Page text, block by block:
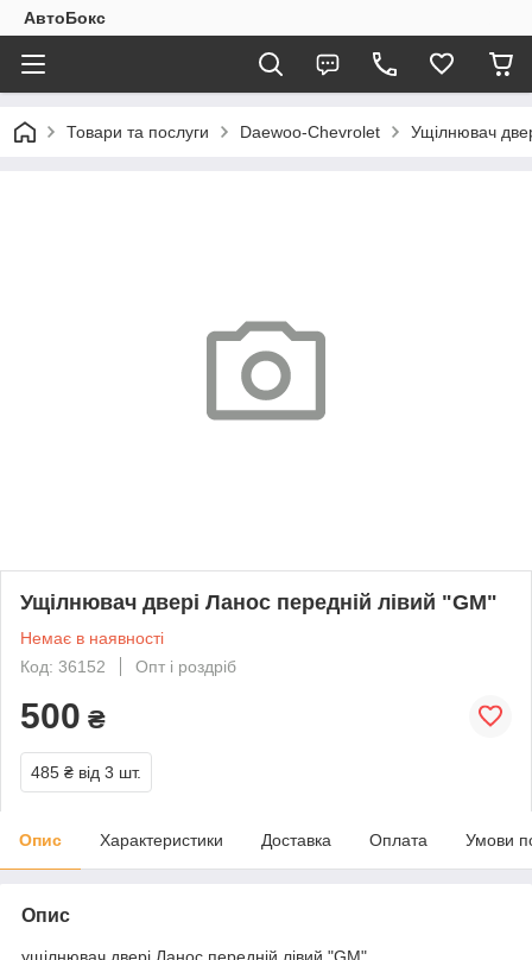
АвтоБокс
Товари та послуги Daewoo-Chevrolet Ущілнювач
Ущілнювач двері Ланос передній лівий "GM"
Немає в наявності
Код: 36152
Опт і роздріб
500 ₴
485 ₴ від 3 шт.
Опис Характеристики Доставка Оплата Умови
Опис